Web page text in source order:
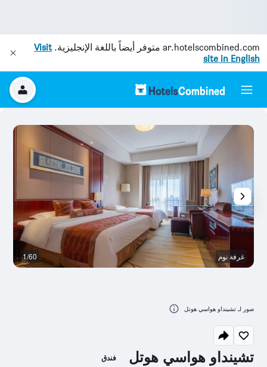
ar.hotelscombined.com متوفر أيضاً باللغة الإنجليزية.Visit
site in English
تشينداو هواسي هوتل فندق
غرفة نوم 1/60
صور لـ تشينداو هواسي هوتل